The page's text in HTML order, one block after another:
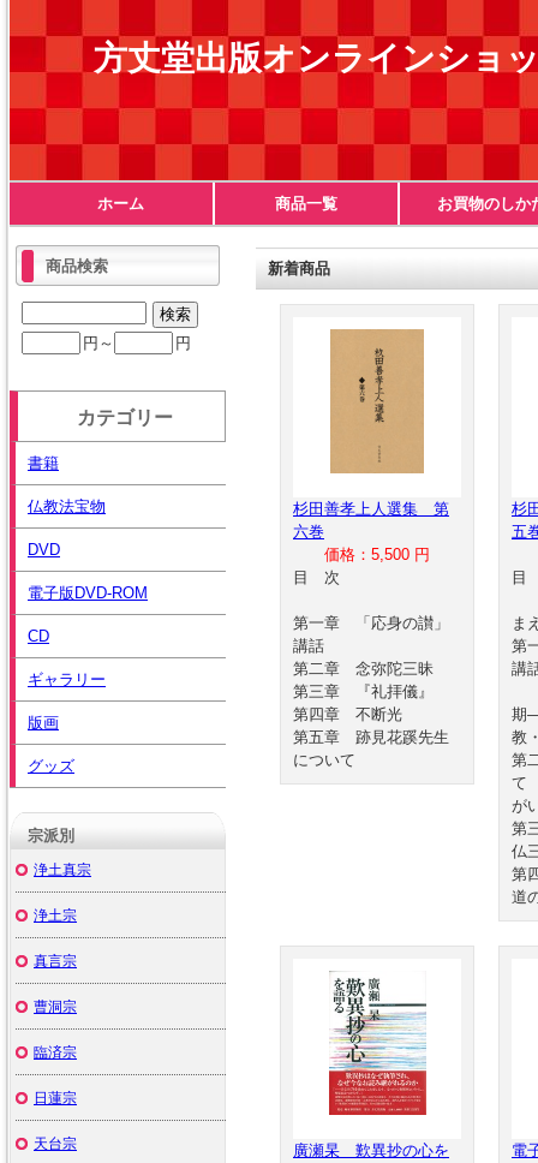
方丈堂出版オンラインショ
ホーム 商品一覧 お買物のしか
新着商品
杉田善孝上人選集 第
六巻
価格：5,500 円
目 次
第一章 「応身の讃」
講話
第二章 念弥陀三昧
第三章 『礼拝儀』
第四章 不断光
第五章 跡見花蹊先生
について
杉
五
ま
第
講
期
教
第
て
が
第
仏
第
道
廣瀬杲 歎異抄の心を
電
商品検索
円～ 円
カテゴリー
書籍
仏教法宝物
DVD
電子版DVD-ROM
CD
ギャラリー
版画
グッズ
宗派別
浄土真宗
浄土宗
真言宗
曹洞宗
臨済宗
日蓮宗
天台宗